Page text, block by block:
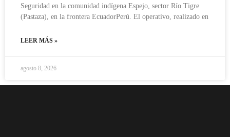
Seguridad en la comunidad indígena Espejo, sector Río Tigre
(Pastaza), en la frontera EcuadorPerú. El operativo, realizado en
LEER MÁS »
agosto 8, 2026